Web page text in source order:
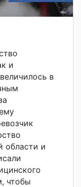
и
в
области и
чтобы